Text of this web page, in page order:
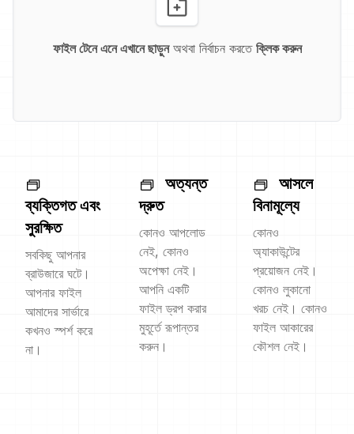
ফাইল টেনে এনে এখানে ছাড়ুনঅথবা নির্বাচন করতে ক্লিক করুন
ব্যক্তিগত এবং
সুরক্ষিত
সবকিছু আপনার
ব্রাউজারে ঘটে।
আপনার ফাইল
আমাদের সার্ভারে
কখনও স্পর্শ করে
না।
অত্যন্ত
দ্রুত
কোনও আপলোড
নেই, কোনও
অপেক্ষা নেই।
আপনি একটি
ফাইল ড্রপ করার
মুহূর্তে রূপান্তর
করুন।
আসলে
বিনামূল্যে
কোনও
অ্যাকাউন্টের
প্রয়োজন নেই।
কোনও লুকানো
খরচ নেই। কোনও
ফাইল আকারের
কৌশল নেই।